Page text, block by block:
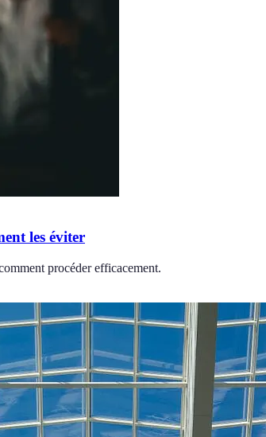
les éviter
procéder efficacement.